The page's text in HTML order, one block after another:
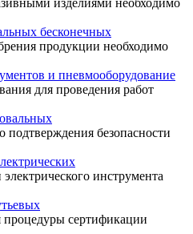
изделиями необходимо
бесконечных
продукции необходимо
и пневмооборудование
для проведения работ
подтверждения безопасности
инструмента
сертификации